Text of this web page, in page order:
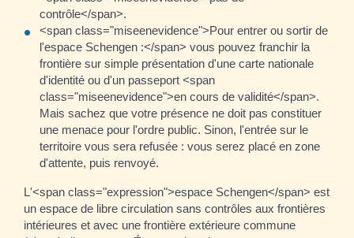
contrôle</span>.
<span class="miseenevidence">Pour entrer ou sortir de
l'espace Schengen :</span> vous pouvez franchir la
frontière sur simple présentation d'une carte nationale
d'identité ou d'un passeport <span
class="miseenevidence">en cours de validité</span>.
Mais sachez que votre présence ne doit pas constituer
une menace pour l'ordre public. Sinon, l'entrée sur le
territoire vous sera refusée : vous serez placé en zone
d'attente, puis renvoyé.
L'<span class="expression">espace Schengen</span> est
un espace de libre circulation sans contrôles aux frontières
intérieures et avec une frontière extérieure commune